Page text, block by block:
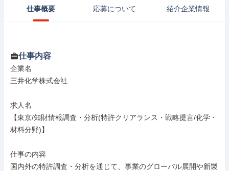
仕事概要 応募について 紹介企業情報
仕事内容
企業名
三井化学株式会社
求人名
【東京/知財情報調査・分析(特許クリアランス・戦略提言/化学・
材料分野)】
仕事の内容
国内外の特許調査・分析を通じて、事業のグローバル展開や新製